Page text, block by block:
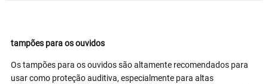
tampões para os ouvidos
Os tampões para os ouvidos são altamente recomendados para
usar como proteção auditiva, especialmente para altas